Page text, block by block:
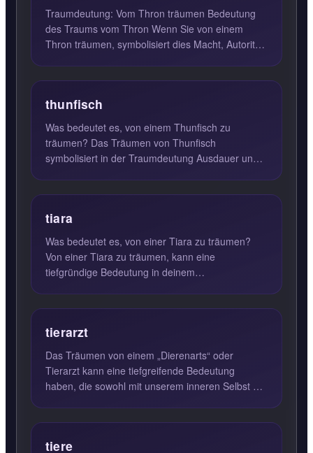
Traumdeutung: Vom Thron träumen Bedeutung
des Traums vom Thron Wenn Sie von einem
Thron träumen, symbolisiert dies Macht, Autorität
thunfisch
Was bedeutet es, von einem Thunfisch zu
träumen? Das Träumen von Thunfisch
symbolisiert in der Traumdeutung Ausdauer und
tiara
Was bedeutet es, von einer Tiara zu träumen?
Von einer Tiara zu träumen, kann eine
tiefgründige Bedeutung in deinem
tierarzt
Das Träumen von einem „Dierenarts“ oder
Tierarzt kann eine tiefgreifende Bedeutung
haben, die sowohl mit unserem inneren Selbst als
tiere